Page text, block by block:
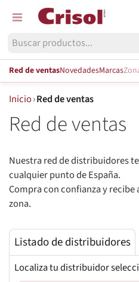
Red de ventasNovedadesMarcas
Inicio›Red de ventas
Red de ventas
Nuestra red de distribuidores
cualquier punto de España.
Compra con confianza y
Listado de distribuidores
Localiza tu distribuidor